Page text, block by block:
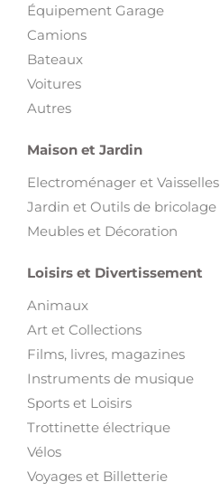
Équipement Garage
Camions
Bateaux
Voitures
Autres
Maison et Jardin
Electroménager et Vaisselles
Jardin et Outils de bricolage
Meubles et Décoration
Loisirs et Divertissement
Animaux
Art et Collections
Films, livres, magazines
Instruments de musique
Sports et Loisirs
Trottinette électrique
Vélos
Voyages et Billetterie